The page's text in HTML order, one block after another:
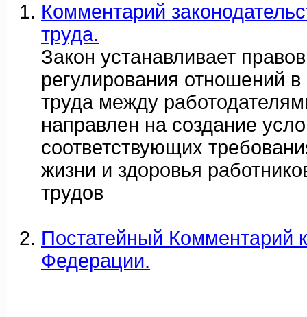
Комментарий
труда.
Закон устанавливает
регулирования отношений
труда между
направлен на создание
соответствующих
жизни и здоровья
трудов
Постатейный Комментарий
Федерации.